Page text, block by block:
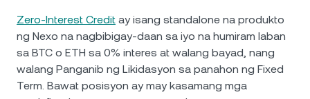
Zero-Interest Credit ay isang standalone na produkto
ng Nexo na nagbibigay-daan sa iyo na humiram laban
sa BTC o ETH sa 0% interes at walang bayad, nang
walang Panganib ng Likidasyon sa panahon ng Fixed
Term. Bawat posisyon ay may kasamang mga